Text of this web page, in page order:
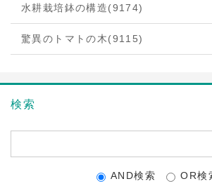
水耕栽培鉢の構造(9174)
驚異のトマトの木(9115)
検索
AND検索 OR検